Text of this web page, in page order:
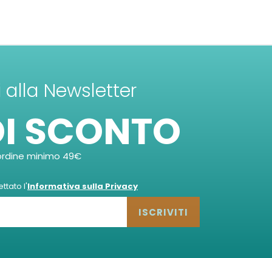
alla Newsletter
SCONTO
minimo 49€
l'Informativa sulla Privacy
ISCRIVITI